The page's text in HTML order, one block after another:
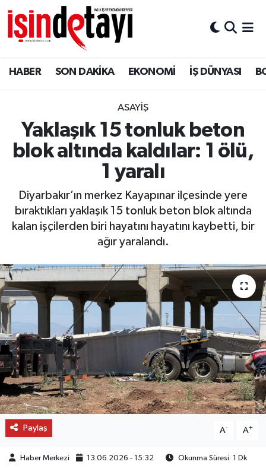
HABER SON DAKİKA EKONOMİ İŞ DÜNYASI
ASAYİŞ
Yaklaşık 15 tonluk beton
blok altında kaldılar: 1 ölü,
1 yaralı
Diyarbakır’ın merkez Kayapınar ilçesinde yere
bıraktıkları yaklaşık 15 tonluk beton blok altında
kalan işçilerden biri hayatını hayatını kaybetti, bir
ağır yaralandı.
Paylaş A- A+
Haber Merkezi 13.06.2026 - 15:32 Okunma Süresi: 1 Dk
DÜNYA
Eğitim
ENERJİ HABERİ
GAYRİMENKUL
HABER
LOJİSTİK
OTO DETAY
SON DAKİKA
SPOR
FİNANS
Nöbetçi Eczaneler
Hava Durumu
İstanbul Namaz Vakitleri
Trafik Durumu
Süper Lig Puan Durumu ve Fikstür
Tüm Manşetler
Son Dakika Haberleri